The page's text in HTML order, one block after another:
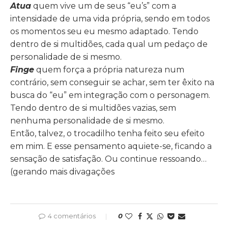
Atua quem vive um de seus “eu’s” com a
intensidade de uma vida própria, sendo em todos
os momentos seu eu mesmo adaptado. Tendo
dentro de si multidões, cada qual um pedaço de
personalidade de si mesmo.
Finge quem força a própria natureza num
contrário, sem conseguir se achar, sem ter êxito na
busca do “eu” em integração com o personagem.
Tendo dentro de si multidões vazias, sem
nenhuma personalidade de si mesmo.
Então, talvez, o trocadilho tenha feito seu efeito
em mim. E esse pensamento aquiete-se, ficando a
sensação de satisfação. Ou continue ressoando…
(gerando mais divagações
4 comentários 0